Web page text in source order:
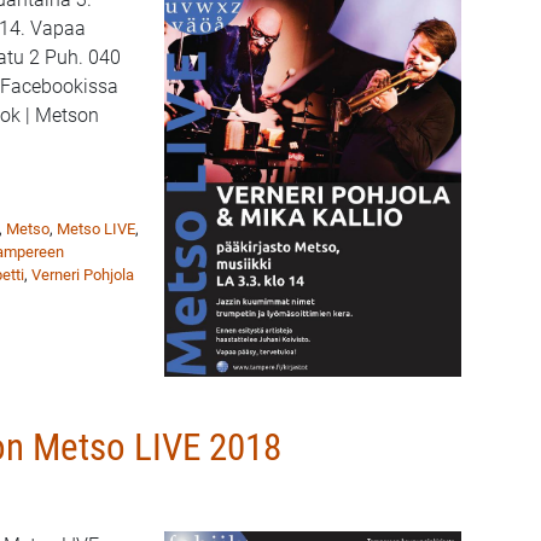
Vapaa
2 Puh. 040
| Metson
esiintyvät Tampereen pääkirjasto Metsossa 3.3.
, Metso, Metso LIVE,
, Verneri Pohjola
Metso LIVE 2018